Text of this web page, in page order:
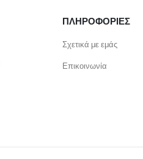
ΠΛΗΡΟΦΟΡΙΕΣ
Σχετικά με εμάς
Επικοινωνία